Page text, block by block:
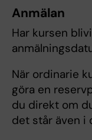
Anmälan
Har kursen
När ordinarie
göra en
du direkt om
det står även i